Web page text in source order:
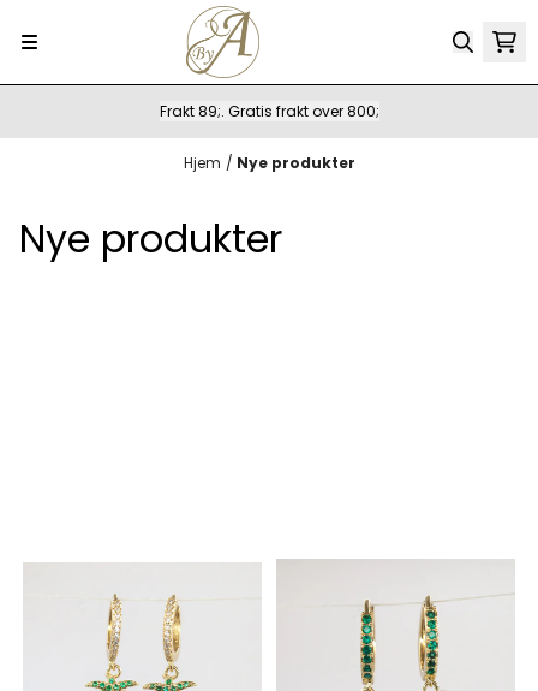
Frakt 89;. Gratis frakt over 800;
Hjem / Nye produkter
Nye produkter